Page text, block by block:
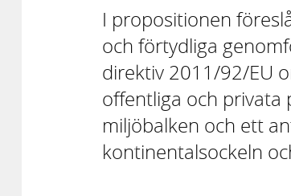
I propositionen
och förtydliga
direktiv 2011/92/EU
offentliga och privata
miljöbalken och ett
kontinentalsockeln